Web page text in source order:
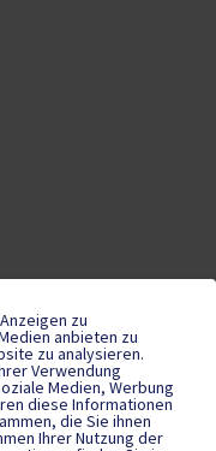
zu
anbieten zu
zu analysieren.
Verwendung
Medien, Werbung
diese Informationen
die Sie ihnen
Ihrer Nutzung der